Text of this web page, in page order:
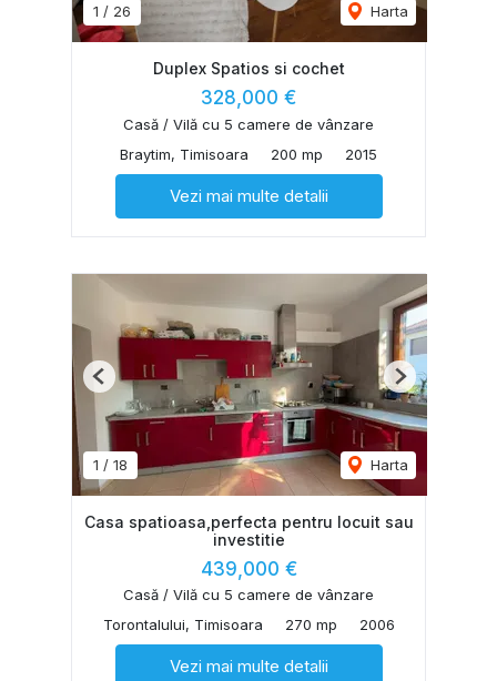
1 / 26 Harta
Duplex Spatios si cochet
328,000 €
Casă / Vilă cu 5 camere de vânzare
Braytim, Timisoara
200 mp 2015
Vezi mai multe detalii
1 / 18 Harta
Previous Next
Casa spatioasa,perfecta pentru locuit sau
investitie
439,000 €
Casă / Vilă cu 5 camere de vânzare
Torontalului, Timisoara
270 mp 2006
Vezi mai multe detalii